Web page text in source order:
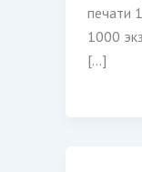
печати
1000
[…]